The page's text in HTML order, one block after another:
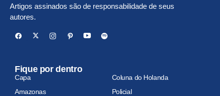
Artigos assinados são de responsabilidade de seus
autores.
Fique por dentro
Capa
Coluna do Holanda
Amazonas
Policial